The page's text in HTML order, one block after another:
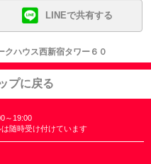
LINEで共有する
クハウス西新宿タワー６０
プに戻る
～19:00
随時受け付けています